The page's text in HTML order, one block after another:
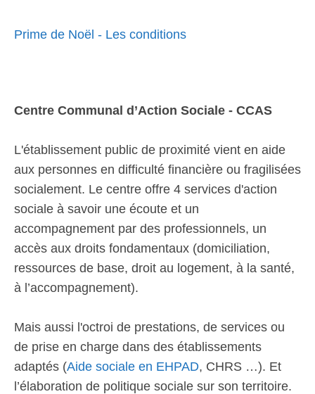
Prime de Noël - Les conditions
Centre Communal d’Action Sociale - CCAS
L'établissement public de proximité vient en aide
aux personnes en difficulté financière ou fragilisées
socialement. Le centre offre 4 services d'action
sociale à savoir une écoute et un
accompagnement par des professionnels, un
accès aux droits fondamentaux (domiciliation,
ressources de base, droit au logement, à la santé,
à l’accompagnement).
Mais aussi l'octroi de prestations, de services ou
de prise en charge dans des établissements
adaptés (Aide sociale en EHPAD, CHRS …). Et
l’élaboration de politique sociale sur son territoire.